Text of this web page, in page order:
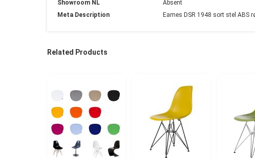
Showroom NL
Absent
Meta Description
Eames DSR 1948 sort stel ABS
Related Products